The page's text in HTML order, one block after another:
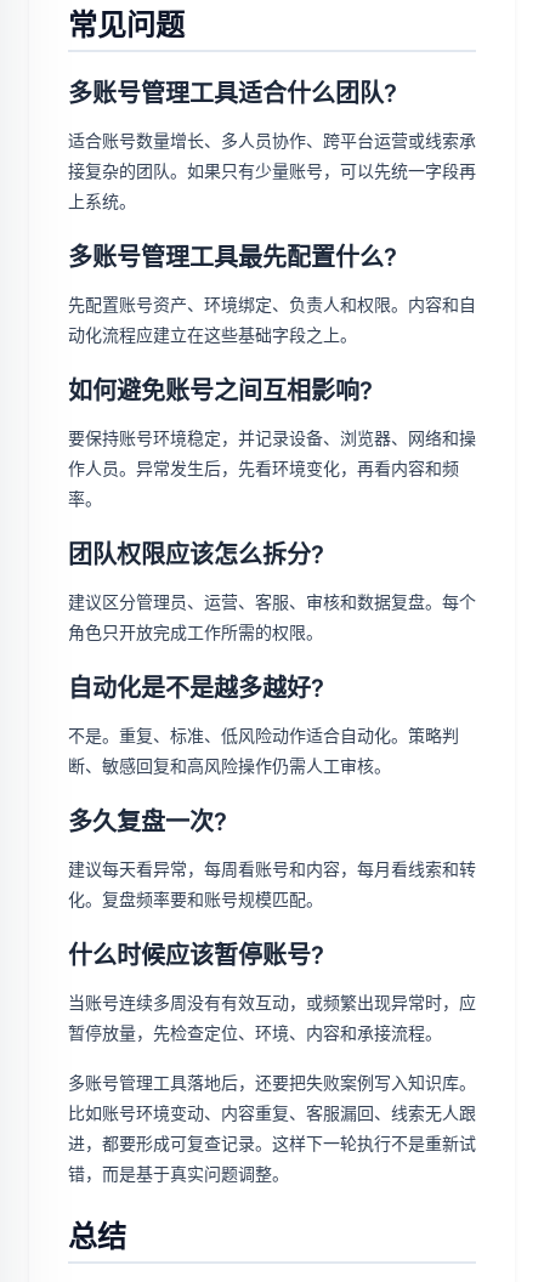
常见问题
多账号管理工具适合什么团队?
适合账号数量增长、多人员协作、跨平台运营或线索承
接复杂的团队。如果只有少量账号，可以先统一字段再
上系统。
多账号管理工具最先配置什么?
先配置账号资产、环境绑定、负责人和权限。内容和自
动化流程应建立在这些基础字段之上。
如何避免账号之间互相影响?
要保持账号环境稳定，并记录设备、浏览器、网络和操
作人员。异常发生后，先看环境变化，再看内容和频
率。
团队权限应该怎么拆分?
建议区分管理员、运营、客服、审核和数据复盘。每个
角色只开放完成工作所需的权限。
自动化是不是越多越好?
不是。重复、标准、低风险动作适合自动化。策略判
断、敏感回复和高风险操作仍需人工审核。
多久复盘一次?
建议每天看异常，每周看账号和内容，每月看线索和转
化。复盘频率要和账号规模匹配。
什么时候应该暂停账号?
当账号连续多周没有有效互动，或频繁出现异常时，应
暂停放量，先检查定位、环境、内容和承接流程。
多账号管理工具落地后，还要把失败案例写入知识库。
比如账号环境变动、内容重复、客服漏回、线索无人跟
进，都要形成可复查记录。这样下一轮执行不是重新试
错，而是基于真实问题调整。
总结